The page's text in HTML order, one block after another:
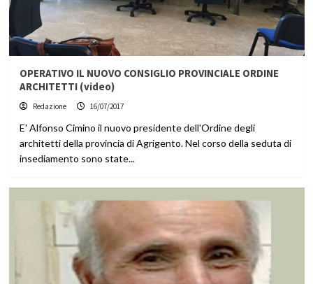
OPERATIVO IL NUOVO CONSIGLIO PROVINCIALE ORDINE
ARCHITETTI (video)
Redazione 16/07/2017
E' Alfonso Cimino il nuovo presidente dell'Ordine degli
architetti della provincia di Agrigento. Nel corso della seduta di
insediamento sono state...